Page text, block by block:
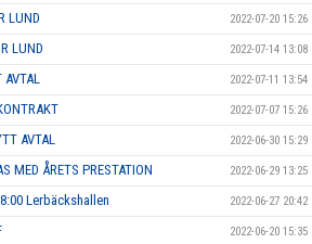
LUND 2022-07-20 15:26
LUND 2022-07-14 13:08
AVTAL 2022-07-11 13:54
2022-07-07 15:26
AVTAL 2022-06-30 15:29
MED ÅRETS PRESTATION 2022-06-29 13:25
Lerbäckshallen 2022-06-27 20:42
2022-06-20 15:35